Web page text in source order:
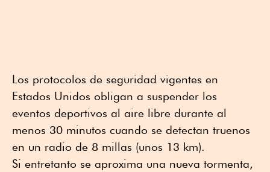
Los protocolos de seguridad vigentes en
Estados Unidos obligan a suspender los
eventos deportivos al aire libre durante al
menos 30 minutos cuando se detectan truenos
en un radio de 8 millas (unos 13 km).
Si entretanto se aproxima una nueva tormenta,